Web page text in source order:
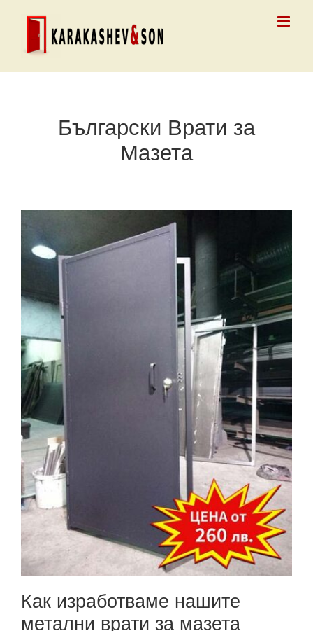
Български Врати за
Мазета
Как изработваме нашите
метални врати за мазета